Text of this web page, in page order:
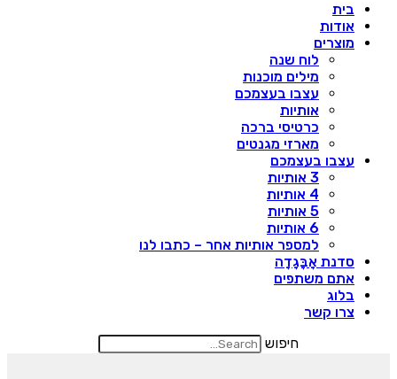
בית
אודות
מוצרים
לוח שנה
מילים מוכנות
עצבו בעצמכם
אותיות
כרטיסי ברכה
מארזי מגנטים
עצבו בעצמכם
3 אותיות
4 אותיות
5 אותיות
6 אותיות
למספר אותיות אחר – כתבו לנו
סדנת אָבָּגָדָה
אתם משתפים
בלוג
צרו קשר
חיפוש